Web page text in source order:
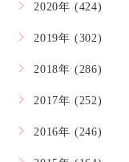
2020年 (424)
2019年 (302)
2018年 (286)
2017年 (252)
2016年 (246)